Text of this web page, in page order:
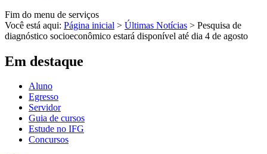
Fim do menu de serviços
Você está aqui: Página inicial > Últimas Notícias > Pesquisa de
diagnóstico socioeconômico estará disponível até dia 4 de agosto
Em destaque
Aluno
Egresso
Servidor
Guia de cursos
Estude no IFG
Concursos